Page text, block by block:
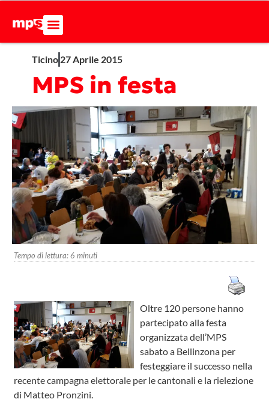
Ticino 27 Aprile 2015
MPS in festa
Tempo di lettura:6 minuti
Oltre 120 persone hanno
partecipato alla festa
organizzata dell’MPS
sabato a Bellinzona per
festeggiare il successo nella
recente campagna elettorale per le cantonali e la rielezione
di Matteo Pronzini.